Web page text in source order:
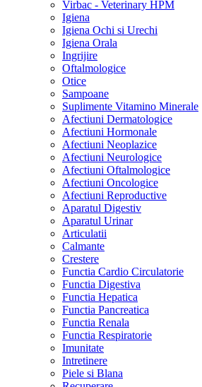
Virbac - Veterinary HPM
Igiena
Igiena Ochi si Urechi
Igiena Orala
Ingrijire
Oftalmologice
Otice
Sampoane
Suplimente Vitamino Minerale
Afectiuni Dermatologice
Afectiuni Hormonale
Afectiuni Neoplazice
Afectiuni Neurologice
Afectiuni Oftalmologice
Afectiuni Oncologice
Afectiuni Reproductive
Aparatul Digestiv
Aparatul Urinar
Articulatii
Calmante
Crestere
Functia Cardio Circulatorie
Functia Digestiva
Functia Hepatica
Functia Pancreatica
Functia Renala
Functia Respiratorie
Imunitate
Intretinere
Piele si Blana